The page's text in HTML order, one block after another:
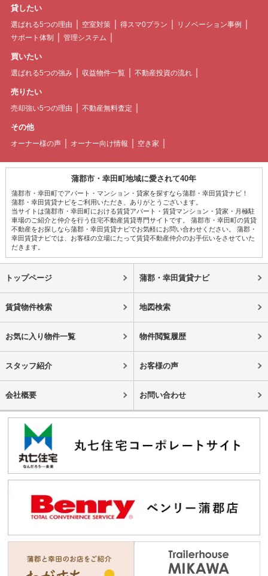
貸したい
選ばれる5つの理由 空室対策 得スマ0プラン
リノベーション事例
サポート体制
管理システム
買いたい
選ばれる5つの強み 収益物件一覧 不動産投資の流れ
売りたい
売却強い5つの理由 不動産無料査定
その他
オーナー様の声 オーナー向け情報 空き家
蒲郡市・幸田町地域に愛されて40年
蒲郡市・幸田町でアパート・マンション・貸家を探すなら蒲郡・幸田賃貸ナビ！
蒲郡・幸田賃貸ナビをご利用いただき、ありがとうございます。
当サイトは蒲郡市・幸田町における賃貸アパート・賃貸マンション・貸家・月極駐
車場のご紹介と仲介を行う住宅不動産賃貸専門サイトです。 蒲郡市・幸田町の賃貸
不動産をお探しなら蒲郡・幸田賃貸ナビでお気軽にお問い合わせください。 蒲郡・
幸田賃貸ナビでは、お客様の立場にたって賃貸不動産仲介のお手伝いをさせていた
だきます。
トップページ 蒲郡・幸田賃貸ナビ
賃貸物件検索 地図検索
お気に入り物件一覧 物件閲覧履歴
スタッフ紹介 お客様の声
会社概要 お問い合わせ